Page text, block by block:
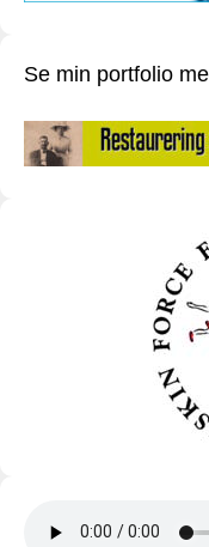
Se min portfolio